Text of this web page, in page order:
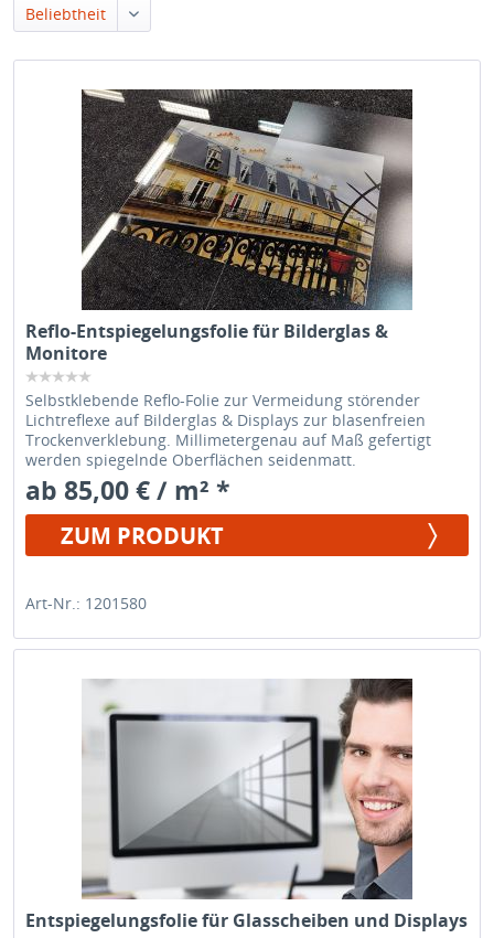
Beliebtheit
Reflo-Entspiegelungsfolie für Bilderglas &
Monitore
Selbstklebende Reflo-Folie zur Vermeidung störender
Lichtreflexe auf Bilderglas & Displays zur blasenfreien
Trockenverklebung. Millimetergenau auf Maß gefertigt
werden spiegelnde Oberflächen seidenmatt.
ab 85,00 € / m² *
ZUM PRODUKT
Art-Nr.: 1201580
Entspiegelungsfolie für Glasscheiben und Displays